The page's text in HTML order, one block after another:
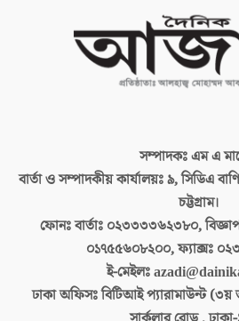
সম্পাদকঃএম এ
বার্তা ও সম্পাদকীয় কার্যালয়ঃ৯, সিডিএ
চট্টগ্রাম।
ফোনঃ বার্তাঃ ০২৩৩৩৩৬২৩৮০,
০১৭৫৫৬০৮২০০, ফ্যাক্সঃ
ই-মেইলঃ
ঢাকা অফিসঃবিটিআই প্যারামাউন্ট (৩য়